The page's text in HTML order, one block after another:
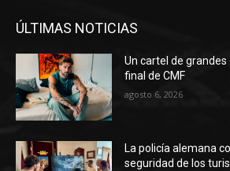
ÚLTIMAS NOTICIAS
Un cartel de
final de CMF
agosto 6, 2026
La policía alemana
seguridad de los